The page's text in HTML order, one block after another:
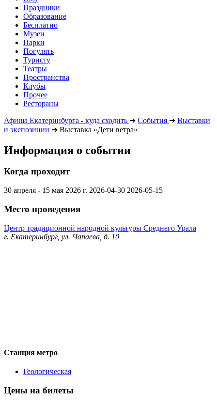
Праздники
Образование
Бесплатно
Музеи
Парки
Погулять
Туристу
Театры
Пространства
Клубы
Прочее
Рестораны
Афиша Екатеринбурга - куда сходить ➔ События ➔ Выставки
и экспозиции ➔ Выставка «Дети ветра»
Информация о событии
Когда проходит
30 апреля - 15 мая 2026 г. 2026-04-30 2026-05-15
Место проведения
Центр традиционной народной культуры Среднего Урала
г. Екатеринбург, ул. Чапаева, д. 10
Станция метро
Геологическая
Цены на билеты